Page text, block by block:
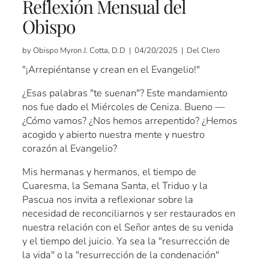
Reflexión Mensual del
Obispo
by Obispo Myron J. Cotta, D.D | 04/20/2025 | Del Clero
"¡Arrepiéntanse y crean en el Evangelio!"
¿Esas palabras "te suenan"? Este mandamiento
nos fue dado el Miércoles de Ceniza. Bueno —
¿Cómo vamos? ¿Nos hemos arrepentido? ¿Hemos
acogido y abierto nuestra mente y nuestro
corazón al Evangelio?
Mis hermanas y hermanos, el tiempo de
Cuaresma, la Semana Santa, el Triduo y la
Pascua nos invita a reflexionar sobre la
necesidad de reconciliarnos y ser restaurados en
nuestra relación con el Señor antes de su venida
y el tiempo del juicio. Ya sea la "resurrección de
la vida" o la "resurrección de la condenación"